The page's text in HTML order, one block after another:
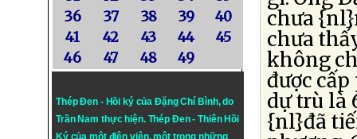
36
37 38 39
40
41
42 43 44
45
46
47 48 49
Thép Đen - Hồi ký của Đặng Chí Bình, do
Trần Nam thực hiện. Thép Đen- Thiên Hồi
Ký của một điện viên, một trong những
chưa
chưa
không
được
dự trù là
{nl}đã